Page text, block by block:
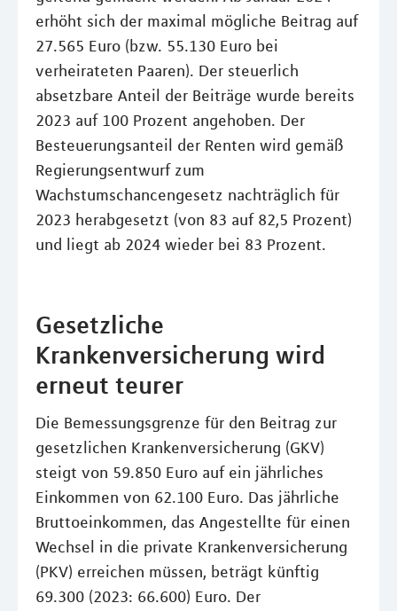
erhöht sich der maximal mögliche Beitrag auf
27.565 Euro (bzw. 55.130 Euro bei
verheirateten Paaren). Der steuerlich
absetzbare Anteil der Beiträge wurde bereits
2023 auf 100 Prozent angehoben. Der
Besteuerungsanteil der Renten wird gemäß
Regierungsentwurf zum
Wachstumschancengesetz nachträglich für
2023 herabgesetzt (von 83 auf 82,5 Prozent)
und liegt ab 2024 wieder bei 83 Prozent.
Gesetzliche
Krankenversicherung wird
erneut teurer
Die Bemessungsgrenze für den Beitrag zur
gesetzlichen Krankenversicherung (GKV)
steigt von 59.850 Euro auf ein jährliches
Einkommen von 62.100 Euro. Das jährliche
Bruttoeinkommen, das Angestellte für einen
Wechsel in die private Krankenversicherung
(PKV) erreichen müssen, beträgt künftig
69.300 (2023: 66.600) Euro. Der